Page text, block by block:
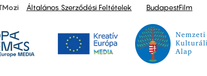
Általános Szerződési Feltételek BudapestFilm